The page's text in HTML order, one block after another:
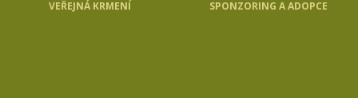
VEŘEJNÁ KRMENÍ SPONZORING A ADOPCE